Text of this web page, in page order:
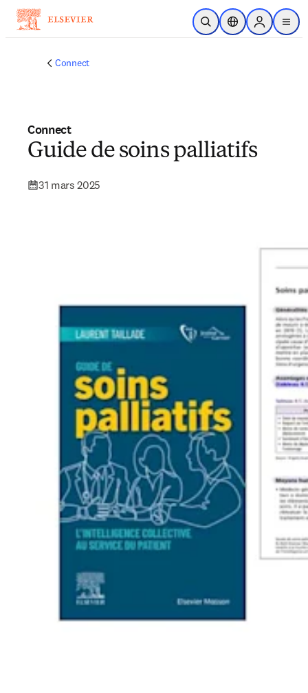
Passer au contenu principal
Ouvrir la recherche
Sélecteur de
Sign in to
menu
Connect
Connect
Guide de soins palliatifs
31 mars 2025